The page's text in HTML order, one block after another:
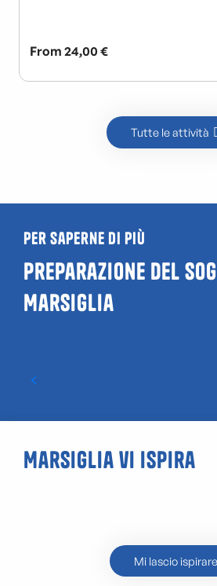
Tutte le attività
Per saperne di più
Preparazione del
Marsiglia
Marsiglia vi ispira
Mi lascio ispirare